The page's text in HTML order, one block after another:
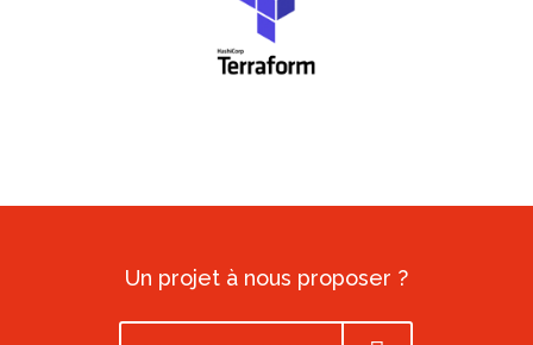
Un projet à nous proposer ?